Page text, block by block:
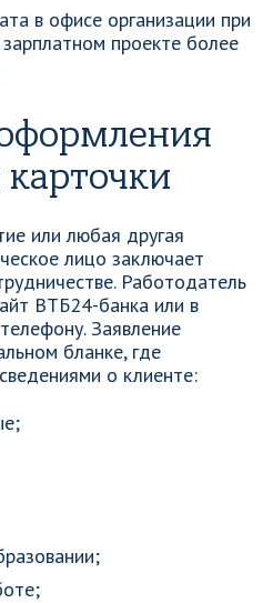
в офисе организации при
проекте более
или любая другая
лицо заключает
Работодатель
ВТБ24-банка или в
Заявление
бланке, где
о клиенте: